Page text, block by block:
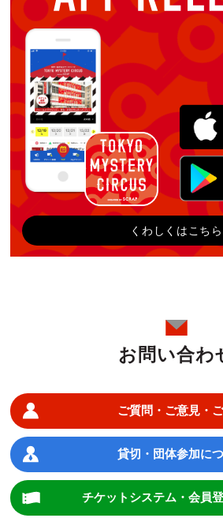
くわしくはこちら
お問い合わ
ご質問・ご意見・
貸切・団体参加に
チケットシステム・会員